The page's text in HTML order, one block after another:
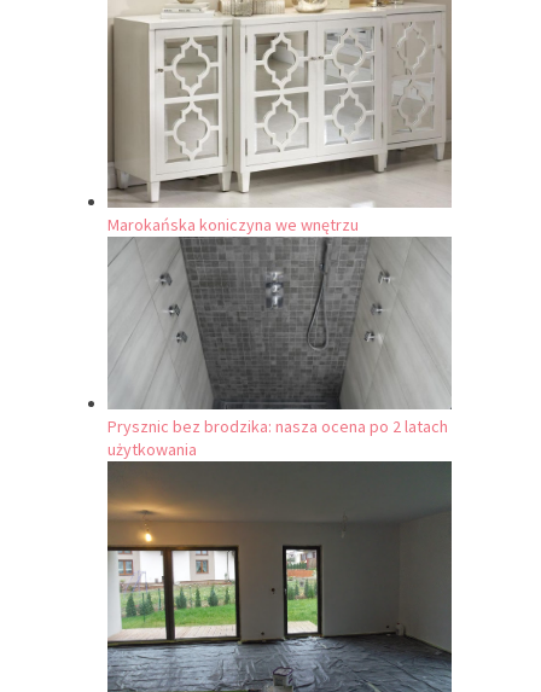
Marokańska koniczyna we wnętrzu
Prysznic bez brodzika: nasza ocena po 2 latach
użytkowania